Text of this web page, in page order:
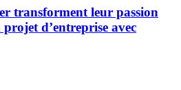
transforment leur passion
d’entreprise avec